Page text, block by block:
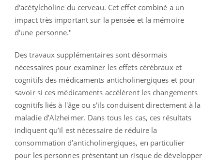
d'acétylcholine du cerveau. Cet effet combiné a un
impact très important sur la pensée et la mémoire
d'une personne."
Des travaux supplémentaires sont désormais
nécessaires pour examiner les effets cérébraux et
cognitifs des médicaments anticholinergiques et pour
savoir si ces médicaments accélèrent les changements
cognitifs liés à l'âge ou s'ils conduisent directement à la
maladie d’Alzheimer. Dans tous les cas, ces résultats
indiquent qu’il est nécessaire de réduire la
consommation d’anticholinergiques, en particulier
pour les personnes présentant un risque de développer